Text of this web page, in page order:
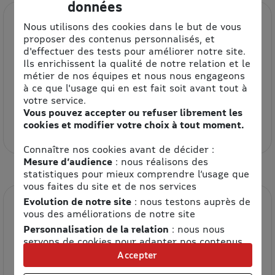
8.5% de remise
données
Nous utilisons des cookies dans le but de vous
proposer des contenus personnalisés, et
d'effectuer des tests pour améliorer notre site.
Ils enrichissent la qualité de notre relation et le
métier de nos équipes et nous nous engageons
à ce que l'usage qui en est fait soit avant tout à
votre service.
Vous pouvez accepter ou refuser librement les
cookies et modifier votre choix à tout moment.
Connaître nos cookies avant de décider :
Mesure d’audience: nous réalisons des
statistiques pour mieux comprendre l’usage que
vous faites du site et de nos services
Evolution de notre site: nous testons auprès de
vous des améliorations de notre site
Personnalisation de la relation : nous nous
servons de cookies pour adapter nos contenus
et personnaliser nos offres
Univers publicitaire: nous utilisons avec nos
Accepter